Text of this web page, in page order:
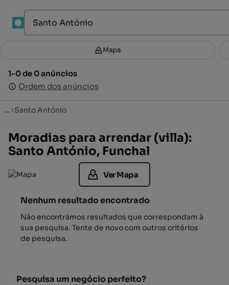
Filtros 4
1-0 de 0 anúncios
Ordem dos anúncios
Mapa
1-0 de 0 anúncios
Ordem dos anúncios
... Santo António
Moradias para arrendar (villa):
Santo António, Funchal
Ver Mapa
Nenhum resultado encontrado
Não encontrámos resultados que correspondam à
sua pesquisa. Tente de novo com outros critérios
de pesquisa.
Pesquisa um negócio perfeito?